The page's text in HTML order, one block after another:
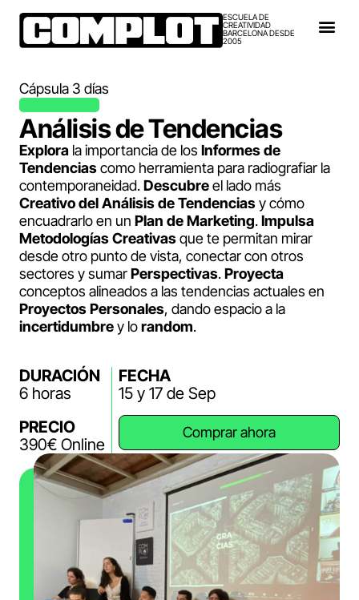
ESCUELA DE
CREATIVIDAD
BARCELONA DESDE
2005
Cápsula 3 días
Análisis de Tendencias
Explora la importancia de los Informes de
Tendenciascomo herramienta para radiografiar la
contemporaneidad.Descubreel lado más
Creativo del Análisis de Tendenciasy cómo
encuadrarlo en un Plan de Marketing.Impulsa
Metodologías Creativasque te permitan mirar
desde otro punto de vista, conectar con otros
sectores y sumarPerspectivas.Proyecta
conceptos alineados a las tendencias actuales en
Proyectos Personales, dando espacio a la
incertidumbrey lorandom.
DURACIÓN
6 horas
PRECIO
390€ Online
FECHA
15 y 17 de Sep
Comprar ahora